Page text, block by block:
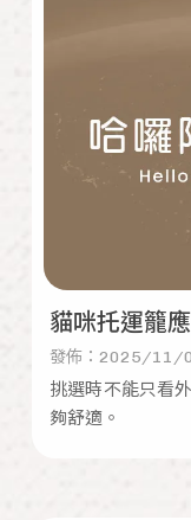
貓咪托運籠
發佈：2025/11/
挑選時不能只看
夠舒適。